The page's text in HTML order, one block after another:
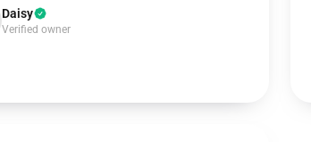
Daisy
Verified owner